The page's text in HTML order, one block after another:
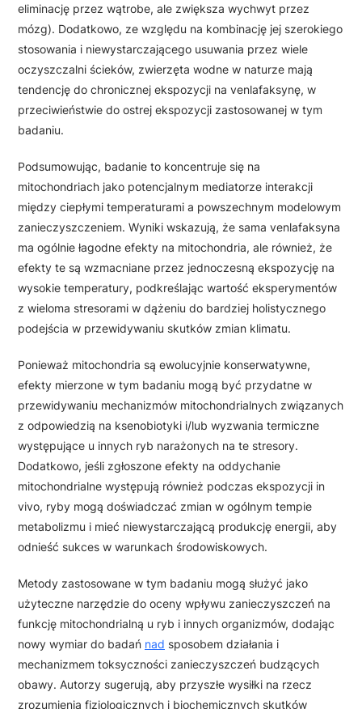
eliminację przez wątrobe, ale zwiększa wychwyt przez
mózg). Dodatkowo, ze względu na kombinację jej szerokiego
stosowania i niewystarczającego usuwania przez wiele
oczyszczalni ścieków, zwierzęta wodne w naturze mają
tendencję do chronicznej ekspozycji na venlafaksynę, w
przeciwieństwie do ostrej ekspozycji zastosowanej w tym
badaniu.
Podsumowując, badanie to koncentruje się na
mitochondriach jako potencjalnym mediatorze interakcji
między ciepłymi temperaturami a powszechnym modelowym
zanieczyszczeniem. Wyniki wskazują, że sama venlafaksyna
ma ogólnie łagodne efekty na mitochondria, ale również, że
efekty te są wzmacniane przez jednoczesną ekspozycję na
wysokie temperatury, podkreślając wartość eksperymentów
z wieloma stresorami w dążeniu do bardziej holistycznego
podejścia w przewidywaniu skutków zmian klimatu.
Ponieważ mitochondria są ewolucyjnie konserwatywne,
efekty mierzone w tym badaniu mogą być przydatne w
przewidywaniu mechanizmów mitochondrialnych związanych
z odpowiedzią na ksenobiotyki i/lub wyzwania termiczne
występujące u innych ryb narażonych na te stresory.
Dodatkowo, jeśli zgłoszone efekty na oddychanie
mitochondrialne występują również podczas ekspozycji in
vivo, ryby mogą doświadczać zmian w ogólnym tempie
metabolizmu i mieć niewystarczającą produkcję energii, aby
odnieść sukces w warunkach środowiskowych.
Metody zastosowane w tym badaniu mogą służyć jako
użyteczne narzędzie do oceny wpływu zanieczyszczeń na
funkcję mitochondrialną u ryb i innych organizmów, dodając
nowy wymiar do badań nad sposobem działania i
mechanizmem toksyczności zanieczyszczeń budzących
obawy. Autorzy sugerują, aby przyszłe wysiłki na rzecz
zrozumienia fizjologicznych i biochemicznych skutków